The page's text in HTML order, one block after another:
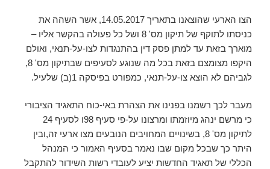
הצו הארעי שהוצאנו בתאריך 14.05.2017, אשר השהה את
כניסתו לתוקף של תיקון מס' 8 ושל כל פעולה בהקשר אליו –
מוארך בזאת עד למתן פסק דין בהתנגדות לצו-על-תנאי, ואולם
היקפו מצומצם בזאת בכל מה שנוגע לסעיפים שבתיקון מס' 8,
לגביהם לא הוצא צו-על-תנאי, כמפורט בפיסקה 1(ב) שלעיל.
מעבר לכך רשמנו בפנינו את הצהרת באי-כוח התאגיד הציבורי
כי מרשם ינהג מיוזמתו ומרצונו על-פי סעיף 98ו לסעיף 24
לתיקון מס' 8, בשינויים המחויבים הנובעים מצו ארעי זה,ובין
היתר כך שבכל מקום שבו נאמר בסעיף האמור כי המנהל
הכללי של תאגיד החדשות יציע לעובדי רשות השידור להתקבל